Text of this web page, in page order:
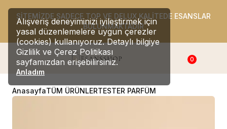
Alışveriş deneyiminizi iyileştirmek için
yasal düzenlemelere uygun çerezler
(cookies) kullanıyoruz. Detaylı bilgiye
Gizlilik ve Çerez Politikası
sayfamızdan erişebilirsiniz.
Anladım
SİTEMİZDE SADECE TOP VE DELUX KALİTEDE ESANSLAR
BULUNMAKTADIR
0
AnasayfaTÜM ÜRÜNLERTESTER PARFÜM